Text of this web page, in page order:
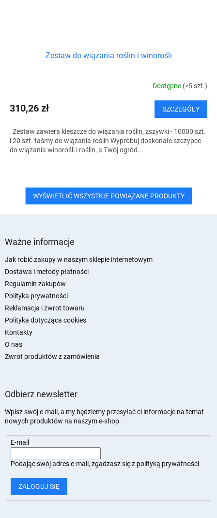
Zestaw do wiązania roślin i winorośli
Dostępne (>5 szt.)
310,26 zł SZCZEGÓŁY
Zestaw zawiera kleszcze do wiązania roślin, zszywki - 10000 szt.
i 20 szt. taśmy do wiązania roślin Wypróbuj doskonałe szczypce
do wiązania winorośli i roślin, a Twój ogród...
WYŚWIETLIĆ WSZYSTKIE POWIĄZANE PRODUKTY
Ważne informacje
Jak robić zakupy w naszym sklepie internetowym
Dostawa i metody płatności
Regulamin zakupów
Polityka prywatności
Reklamacja i zwrot towaru
Polityka dotycząca cookies
Kontakty
O nas
Zwrot produktów z zamówienia
Odbierz newsletter
Wpisz swój e-mail, a my będziemy przesyłać ci informacje na temat
nowych produktów na naszym e-shop.
E-mail
Podając swój adres e-mail, zgadzasz się z polityką prywatności
ZALOGUJ SIĘ